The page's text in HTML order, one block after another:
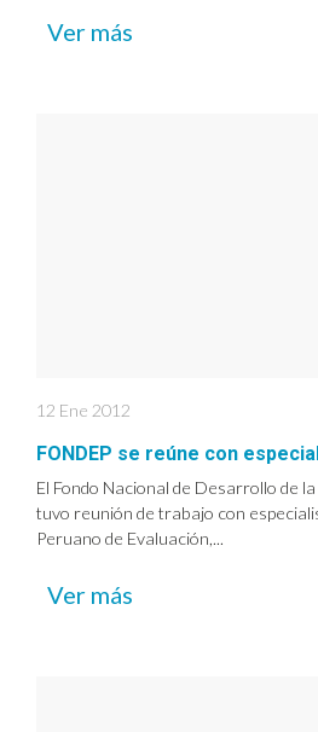
Ver más
12 Ene 2012
FONDEP se reúne con
El Fondo Nacional de Desarrollo de
tuvo reunión de trabajo con
Peruano de Evaluación,...
Ver más